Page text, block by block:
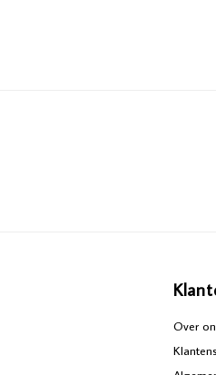
Over